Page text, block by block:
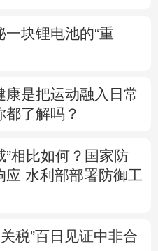
一块锂电池的“重
康是把运动融入日常
都了解吗？
”相比如何？ 国家防
应 水利部部署防御工
税”百日见证中非合